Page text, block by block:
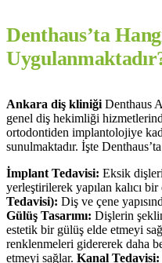
Denthaus’ta
Ankara diş kliniği Denthaus
genel diş hekimliği
ortodontiden implantolojiye
sunulmaktadır. İşte
İmplant Tedavisi: Eksik
yerleştirilerek yapılan kalıcı
Tedavisi): Diş ve çene
Gülüş Tasarımı: Dişlerin
estetik bir gülüş elde etmeyi
renklenmeleri gidererek daha
etmeyi sağlar. Kanal Tedavisi: